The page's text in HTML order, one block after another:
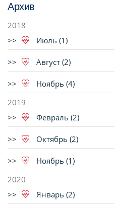
Архив
2018
Июль (1)
Август (2)
Ноябрь (4)
2019
Февраль (2)
Октябрь (2)
Ноябрь (1)
2020
Январь (2)